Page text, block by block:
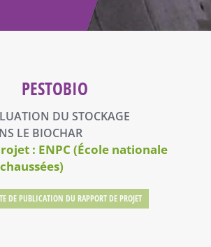
PESTOBIO
DU STOCKAGE
LE BIOCHAR
: ENPC (École nationale
DE PUBLICATION DU RAPPORT DE PROJET